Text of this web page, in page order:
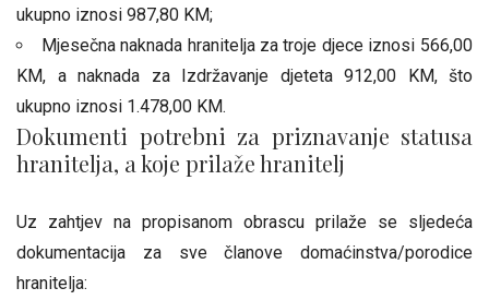
ukupno iznosi 987,80 KM;
Mjesečna naknada hranitelja za troje djece iznosi 566,00
KM, a naknada za Izdržavanje djeteta 912,00 KM, što
ukupno iznosi 1.478,00 KM.
Dokumenti potrebni za priznavanje statusa
hranitelja, a koje prilaže hranitelj
Uz zahtjev na propisanom obrascu prilaže se sljedeća
dokumentacija za sve članove domaćinstva/porodice
hranitelja: